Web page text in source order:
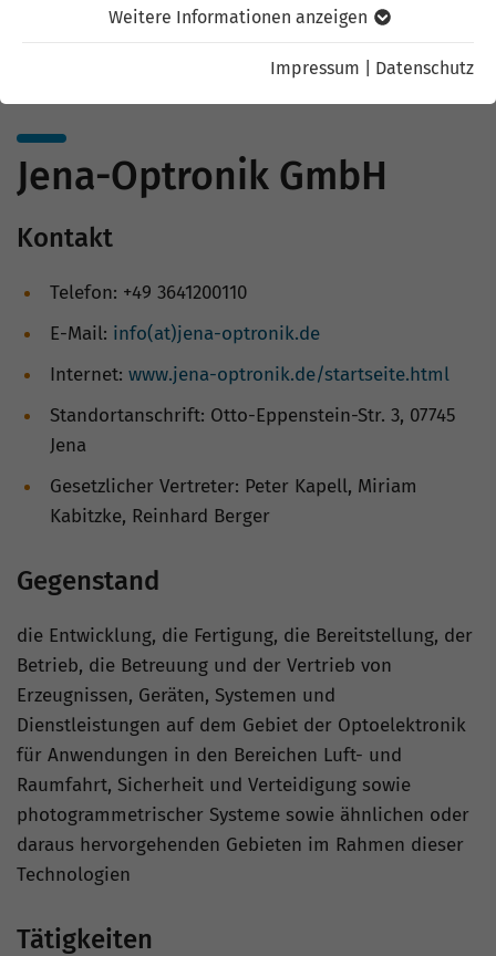
Weitere Informationen anzeigen
Impressum Datenschutz
Jena-Optronik GmbH
Kontakt
Telefon: +49 3641200110
E-Mail: info(at)jena-optronik.de
Internet: www.jena-optronik.de/startseite.html
Standortanschrift: Otto-Eppenstein-Str. 3, 07745
Jena
Gesetzlicher Vertreter: Peter Kapell, Miriam
Kabitzke, Reinhard Berger
Gegenstand
die Entwicklung, die Fertigung, die Bereitstellung, der
Betrieb, die Betreuung und der Vertrieb von
Erzeugnissen, Geräten, Systemen und
Dienstleistungen auf dem Gebiet der Optoelektronik
für Anwendungen in den Bereichen Luft- und
Raumfahrt, Sicherheit und Verteidigung sowie
photogrammetrischer Systeme sowie ähnlichen oder
daraus hervorgehenden Gebieten im Rahmen dieser
Technologien
Tätigkeiten